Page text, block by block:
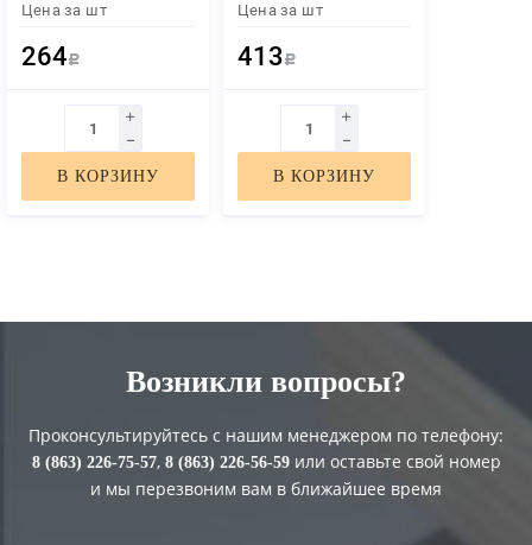
Цена за шт
264 Р
В КОРЗИНУ
Цена за шт
413 Р
В КОРЗИНУ
Возникли вопросы?
Проконсультируйтесь с нашим менеджером по телефону:
8 (863) 226-75-57, 8 (863) 226-56-59или оставьте свой номер
и мы перезвоним вам в ближайшее время